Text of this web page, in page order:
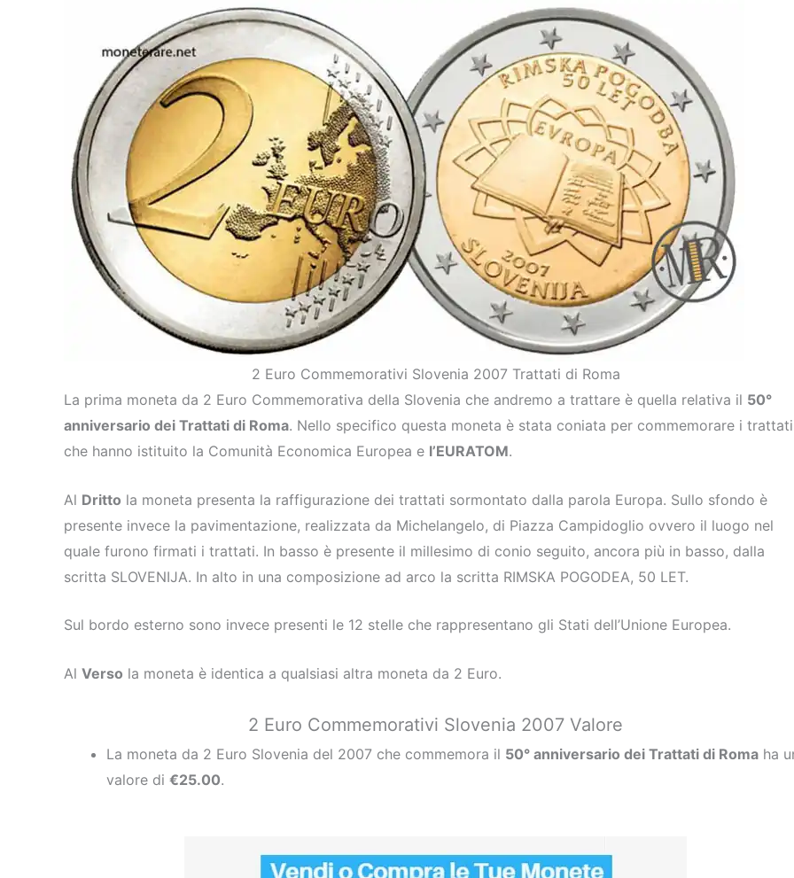
2 Euro Commemorativi Slovenia 2007 Trattati di Roma
La prima moneta da 2 Euro Commemorativa della Slovenia che andremo a trattare è quella relativa il 50°
anniversario dei Trattati di Roma. Nello specifico questa moneta è stata coniata per commemorare i trattati
che hanno istituito la Comunità Economica Europea e l’EURATOM.
Al Dritto la moneta presenta la raffigurazione dei trattati sormontato dalla parola Europa. Sullo sfondo è
presente invece la pavimentazione, realizzata da Michelangelo, di Piazza Campidoglio ovvero il luogo nel
quale furono firmati i trattati. In basso è presente il millesimo di conio seguito, ancora più in basso, dalla
scritta SLOVENIJA. In alto in una composizione ad arco la scritta RIMSKA POGODEA, 50 LET.
Sul bordo esterno sono invece presenti le 12 stelle che rappresentano gli Stati dell’Unione Europea.
Al Verso la moneta è identica a qualsiasi altra moneta da 2 Euro.
2 Euro Commemorativi Slovenia 2007 Valore
La moneta da 2 Euro Slovenia del 2007 che commemora il 50° anniversario dei Trattati di Roma ha
valore di €25.00.